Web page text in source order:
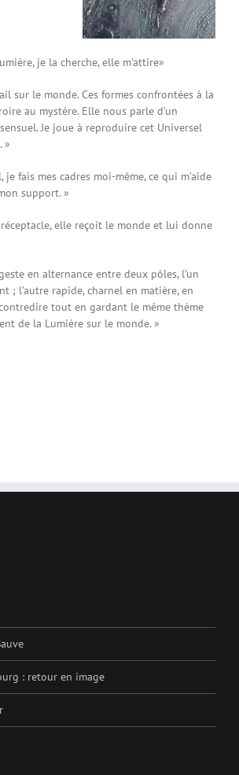
je la cherche, elle m’attire»
sur le monde. Ces formes confrontées à la
au mystère. Elle nous parle d’un
Je joue à reproduire cet Universel
»
je fais mes cadres moi-même, ce qui m’aide
support. »
elle reçoit le monde et lui donne
en alternance entre deux pôles, l’un
; l’autre rapide, charnel en matière, en
contredire tout en gardant le même thème
de la Lumière sur le monde. »
: retour en image